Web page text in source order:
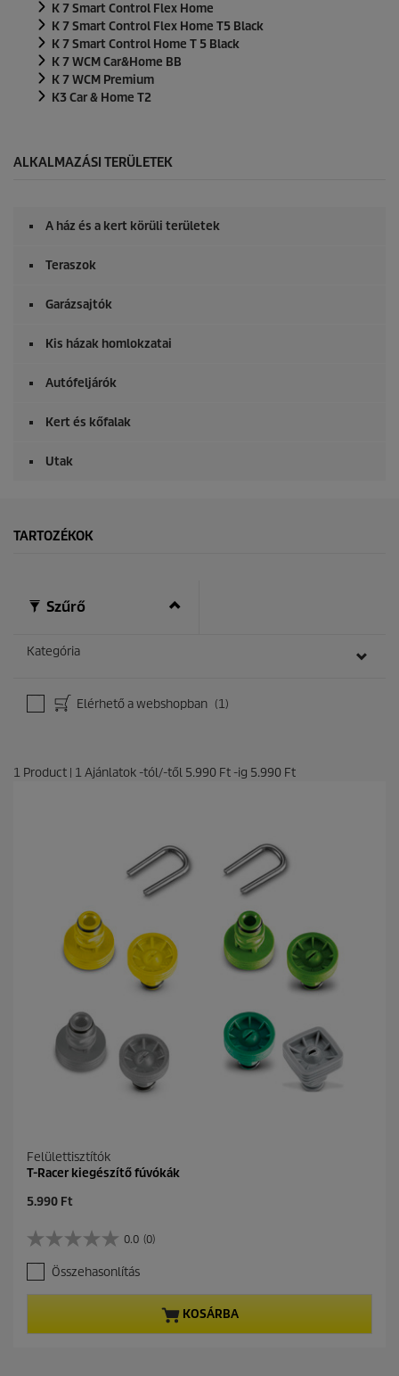
K 7 Smart Control Flex Home
K 7 Smart Control Flex Home T5 Black
K 7 Smart Control Home T 5 Black
K 7 WCM Car&Home BB
K 7 WCM Premium
K3 Car & Home T2
ALKALMAZÁSI TERÜLETEK
A ház és a kert körüli területek
Teraszok
Garázsajtók
Kis házak homlokzatai
Autófeljárók
Kert és kőfalak
Utak
TARTOZÉKOK
Szűrő
Kategória
Elérhető a webshopban (1)
1 Product | 1Ajánlatok -tól/-től 5.990 Ft -ig 5.990 Ft
Felülettisztítók
T-Racer kiegészítő fúvókák
C
r
e
n
t
5.990 Ft
0.0 (0)
0
.
0
a
Összehasonlítás
KOSÁRBA